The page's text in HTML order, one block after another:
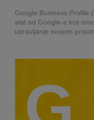
Google Business Profile
alat od Google-a koji
upravljanje svojom